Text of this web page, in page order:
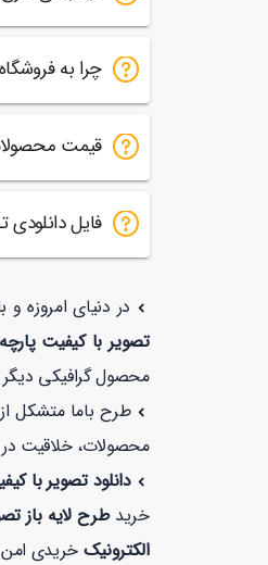
چرا به
قیمت
فایل
در دنیای امروزه
تصویر با کیفیت
محصول گرافیکی دیگر
طرح باما متشکل
محصولات، خلاقیت
دانلود تصویر با
خریدطرح لایه باز
الکترونیک خریدی